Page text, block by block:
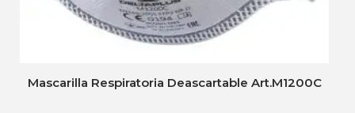
Mascarilla Respiratoria Deascartable Art.M1200C